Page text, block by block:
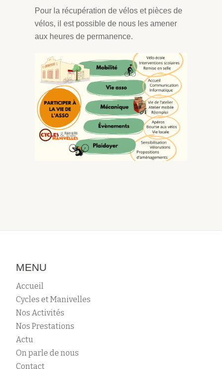
Pour la récupération de vélos et pièces de
vélos, il est possible de nous les amener
aux heures de permanence.
MENU
Accueil
Cycles et Manivelles
Nos Activités
Nos Prestations
Actu
On parle de nous
Contact